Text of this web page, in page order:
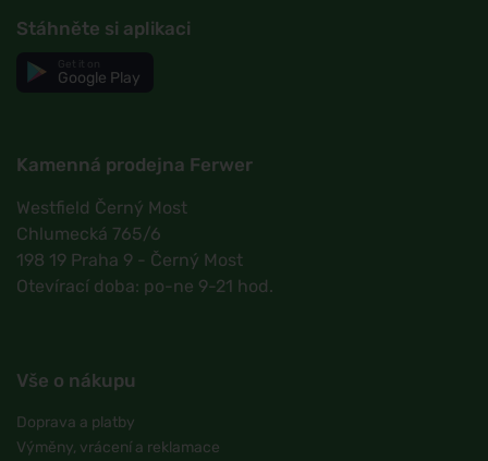
Stáhněte si aplikaci
Google Play
Kamenná prodejna Ferwer
Westfield Černý Most
Chlumecká 765/6
198 19 Praha 9 - Černý Most
Otevírací doba: po-ne 9-21 hod.
Vše o nákupu
Doprava a platby
Výměny, vrácení a reklamace